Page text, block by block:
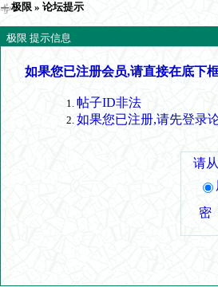
极限 » 论坛提示
极限 提示信息
如果您已注册会员,请直接在底下
帖子ID非法
如果您已注册,请先登录
请
密